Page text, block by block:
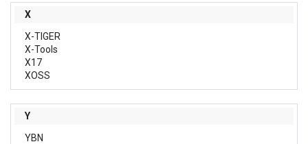
X
X-TIGER
X-Tools
X17
XOSS
Y
YBN